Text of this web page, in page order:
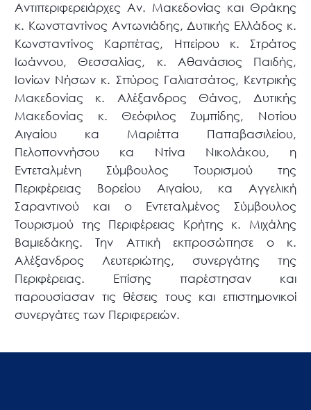
Αντιπεριφερειάρχες Αν. Μακεδονίας και Θράκης
κ. Κωνσταντίνος Αντωνιάδης, Δυτικής Ελλάδος κ.
Κωνσταντίνος Καρπέτας, Ηπείρου κ. Στράτος
Ιωάννου, Θεσσαλίας, κ. Αθανάσιος Παιδής,
Ιονίων Νήσων κ. Σπύρος Γαλιατσάτος, Κεντρικής
Μακεδονίας κ. Αλέξανδρος Θάνος, Δυτικής
Μακεδονίας κ. Θεόφιλος Ζυμπίδης, Νοτίου
Αιγαίου κα Μαριέττα Παπαβασιλείου,
Πελοποννήσου κα Ντίνα Νικολάκου, η
Εντεταλμένη Σύμβουλος Τουρισμού της
Περιφέρειας Βορείου Αιγαίου, κα Αγγελική
Σαραντινού και ο Εντεταλμένος Σύμβουλος
Τουρισμού της Περιφέρειας Κρήτης κ. Μιχάλης
Βαμιεδάκης. Την Αττική εκπροσώπησε ο κ.
Αλέξανδρος Λευτεριώτης, συνεργάτης της
Περιφέρειας. Επίσης παρέστησαν και
παρουσίασαν τις θέσεις τους και επιστημονικοί
συνεργάτες των Περιφερειών.